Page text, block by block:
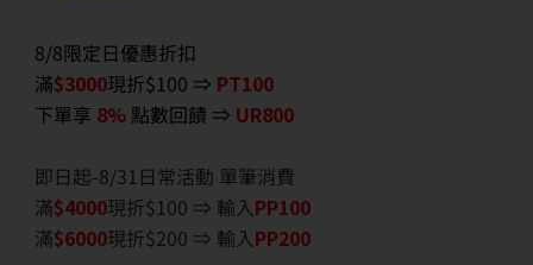
8/8限定日優惠折扣
滿$3000現折$100 ⇒ PT100
下單享 8% 點數回饋 ⇒ UR800
即日起-8/31日常活動 單筆消費
滿$4000現折$100 ⇒ 輸入PP100
滿$6000現折$200 ⇒ 輸入PP200